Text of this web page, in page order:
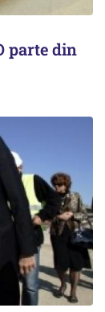
parte din